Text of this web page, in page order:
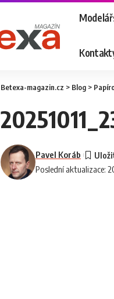
Betexa-magazin.cz > Blog >
Poslední aktualizace:
Pavel Koráb